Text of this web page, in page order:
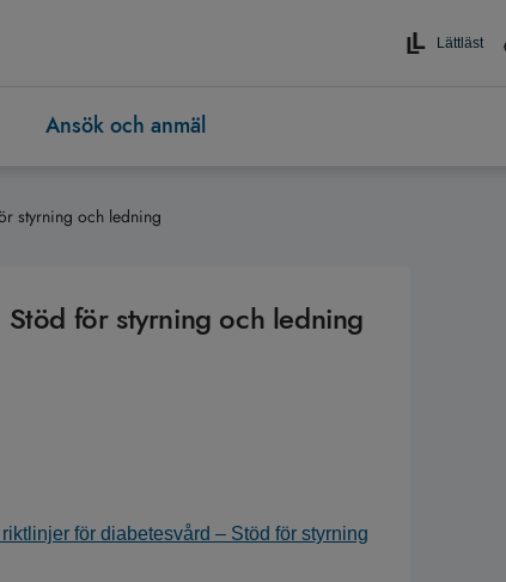
Lättläst
Ansök och anmäl
styrning och ledning
för styrning och ledning
för diabetesvård – Stöd för styrning